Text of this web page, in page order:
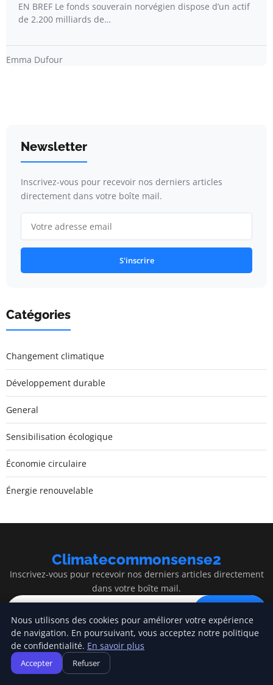
EN BREF Le fonds souverain norvégien dispose d’un actif
de 2.200 milliards de…
Emma Dufour
Newsletter
Inscrivez-vous pour recevoir nos derniers articles
directement dans votre boîte mail.
S'inscrire
Catégories
Changement climatique
Développement durable
General
Sensibilisation écologique
Économie circulaire
Énergie renouvelable
Climatecommonsense2
Inscrivez-vous pour recevoir nos derniers articles directement
dans votre boîte mail.
Climatecommonsense2
Nous utilisons des cookies pour améliorer votre expérience
de navigation. En poursuivant, vous acceptez notre politique
de confidentialité. En savoir plus
Accepter Refuser